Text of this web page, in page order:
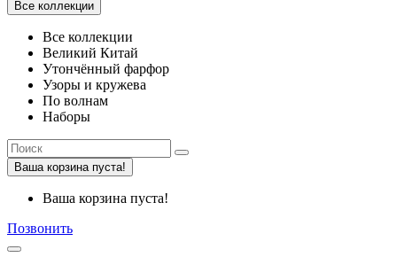
Все коллекции
Все коллекции
Великий Китай
Утончённый фарфор
Узоры и кружева
По волнам
Наборы
Ваша корзина пуста!
Ваша корзина пуста!
Позвонить